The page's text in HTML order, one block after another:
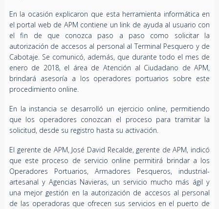
En la ocasión explicaron que esta herramienta informática en
el portal web de APM contiene un link de ayuda al usuario con
el fin de que conozca paso a paso como solicitar la
autorización de accesos al personal al Terminal Pesquero y de
Cabotaje. Se comunicó, además, que durante todo el mes de
enero de 2018, el área de Atención al Ciudadano de APM,
brindará asesoría a los operadores portuarios sobre este
procedimiento online.
En la instancia se desarrolló un ejercicio online, permitiendo
que los operadores conozcan el proceso para tramitar la
solicitud, desde su registro hasta su activación.
El gerente de APM, José David Recalde, gerente de APM, indicó
que este proceso de servicio online permitirá brindar a los
Operadores Portuarios, Armadores Pesqueros, industrial-
artesanal y Agencias Navieras, un servicio mucho más ágil y
una mejor gestión en la autorización de accesos al personal
de las operadoras que ofrecen sus servicios en el puerto de